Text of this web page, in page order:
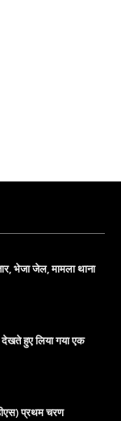
भेजा जेल, मामला थाना
देखते हुए लिया गया एक
प्रथम चरण